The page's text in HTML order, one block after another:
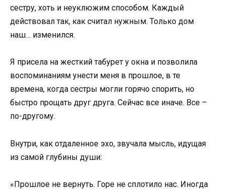
сестру, хоть и неуклюжим способом. Каждый
действовал так, как считал нужным. Только дом
наш… изменился.
Я присела на жесткий табурет у окна и позволила
воспоминаниям унести меня в прошлое, в те
времена, когда сестры могли горячо спорить, но
быстро прощать друг друга. Сейчас все иначе. Все –
по-другому.
Внутри, как отдаленное эхо, звучала мысль, идущая
из самой глубины души:
«Прошлое не вернуть. Горе не сплотило нас. Иногда